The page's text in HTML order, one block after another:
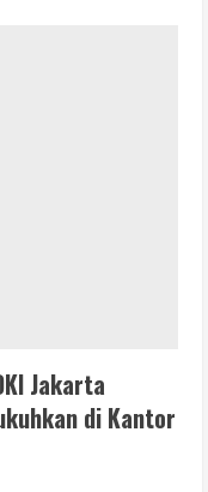
Jakarta
di Kantor